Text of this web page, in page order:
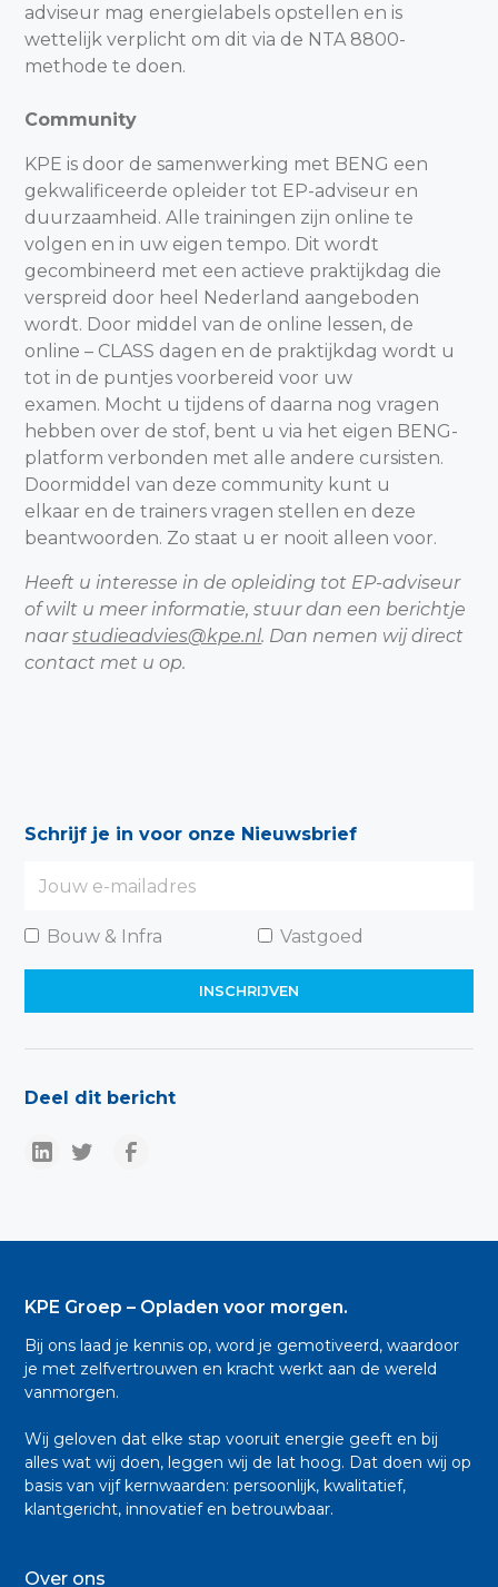
Schrijf je in voor onze Nieuwsbrief
Bouw & Infra Vastgoed
Deel dit bericht
adviseur mag energielabels opstellen en is
wettelijk verplicht om dit via de NTA 8800-
methode te doen.
Community
KPE is door de samenwerking met BENG een
gekwalificeerde opleider tot EP-adviseur en
duurzaamheid. Alle trainingen zijn online te
volgen en in uw eigen tempo. Dit wordt
gecombineerd met een actieve praktijkdag die
verspreid door heel Nederland aangeboden
wordt. Door middel van de online lessen, de
online – CLASS dagen en de praktijkdag wordt u
tot in de puntjes voorbereid voor uw
examen. Mocht u tijdens of daarna nog vragen
hebben over de stof, bent u via het eigen BENG-
platform verbonden met alle andere cursisten.
Doormiddel van deze community kunt u
elkaar en de trainers vragen stellen en deze
beantwoorden. Zo staat u er nooit alleen voor.
Heeft u interesse in de opleiding tot EP-adviseur
of wilt u meer informatie, stuur dan een berichtje
naarstudieadvies@kpe.nl. Dan nemen wij direct
contact met u op.
KPE Groep – Opladen voor morgen.
Bij ons laad je kennis op, word je gemotiveerd, waardoor
je met zelfvertrouwen en kracht werkt aan de wereld
vanmorgen.
Wij geloven dat elke stap vooruit energie geeft en bij
alles wat wij doen, leggen wij de lat hoog. Dat doen wij op
basis van vijf kernwaarden: persoonlijk, kwalitatief,
klantgericht, innovatief en betrouwbaar.
Over ons